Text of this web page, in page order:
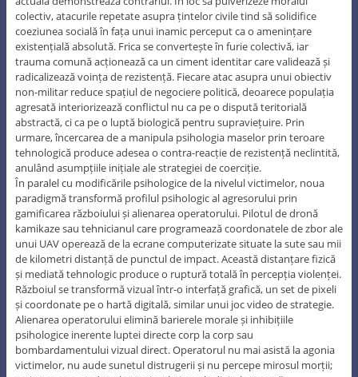
colectiv, atacurile repetate asupra țintelor civile tind să solidifice
coeziunea socială în fața unui inamic perceput ca o amenințare
existențială absolută. Frica se convertește în furie colectivă, iar
trauma comună acționează ca un ciment identitar care validează și
radicalizează voința de rezistență. Fiecare atac asupra unui obiectiv
non-militar reduce spațiul de negociere politică, deoarece populația
agresată interiorizează conflictul nu ca pe o dispută teritorială
abstractă, ci ca pe o luptă biologică pentru supraviețuire. Prin
urmare, încercarea de a manipula psihologia maselor prin teroare
tehnologică produce adesea o contra-reacție de rezistență neclintită,
anulând asumpțiile inițiale ale strategiei de coerciție.
În paralel cu modificările psihologice de la nivelul victimelor, noua
paradigmă transformă profilul psihologic al agresorului prin
gamificarea războiului și alienarea operatorului. Pilotul de dronă
kamikaze sau tehnicianul care programează coordonatele de zbor ale
unui UAV operează de la ecrane computerizate situate la sute sau mii
de kilometri distanță de punctul de impact. Această distanțare fizică
și mediată tehnologic produce o ruptură totală în percepția violenței.
Războiul se transformă vizual într-o interfață grafică, un set de pixeli
și coordonate pe o hartă digitală, similar unui joc video de strategie.
Alienarea operatorului elimină barierele morale și inhibițiile
psihologice inerente luptei directe corp la corp sau
bombardamentului vizual direct. Operatorul nu mai asistă la agonia
victimelor, nu aude sunetul distrugerii și nu percepe mirosul morții;